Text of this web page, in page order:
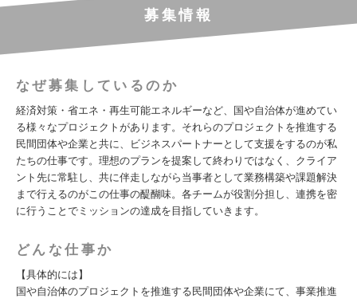
募集情報
なぜ募集しているのか
経済対策・省エネ・再生可能エネルギーなど、国や自治体が進めてい
る様々なプロジェクトがあります。それらのプロジェクトを推進する
民間団体や企業と共に、ビジネスパートナーとして支援をするのが私
たちの仕事です。理想のプランを提案して終わりではなく、クライア
ント先に常駐し、共に伴走しながら当事者として業務構築や課題解決
まで行えるのがこの仕事の醍醐味。各チームが役割分担し、連携を密
に行うことでミッションの達成を目指していきます。
どんな仕事か
【具体的には】
国や自治体のプロジェクトを推進する民間団体や企業にて、事業推進